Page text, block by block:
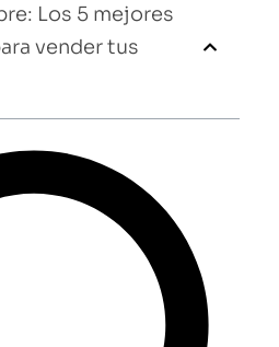
Los 5 mejores
vender tus